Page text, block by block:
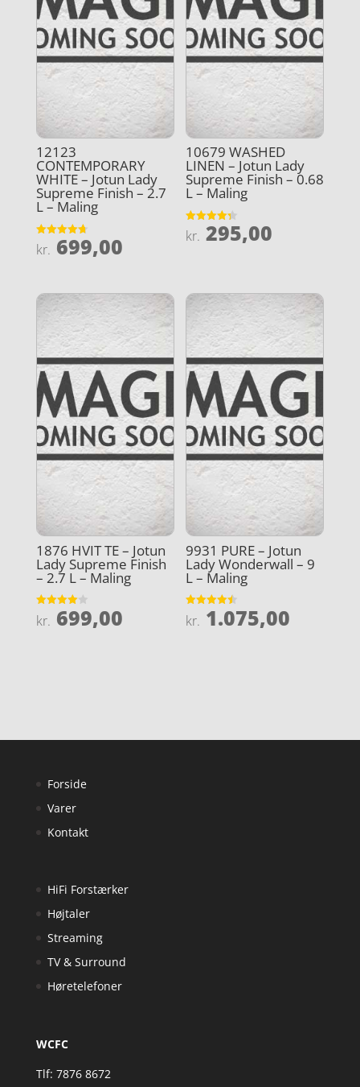
12123
CONTEMPORARY
WHITE – Jotun Lady
Supreme Finish – 2.7
L – Maling
Vurderet
4.7
kr. 699,00
10679 WASHED
LINEN – Jotun Lady
Supreme Finish – 0.68
L – Maling
Vurderet
4.3
kr. 295,00
1876 HVIT TE – Jotun
Lady Supreme Finish
– 2.7 L – Maling
Vurderet
4
kr. 699,00
9931 PURE – Jotun
Lady Wonderwall – 9
L – Maling
Vurderet
4.5
kr. 1.075,00
Forside
Varer
Kontakt
HiFi Forstærker
Højtaler
Streaming
TV & Surround
Høretelefoner
WCFC
Tlf: 7876 8672